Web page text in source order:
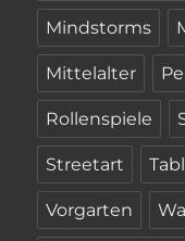
Mindstorms
Mittelalter
Rollenspiele
Streetart
Vorgarten